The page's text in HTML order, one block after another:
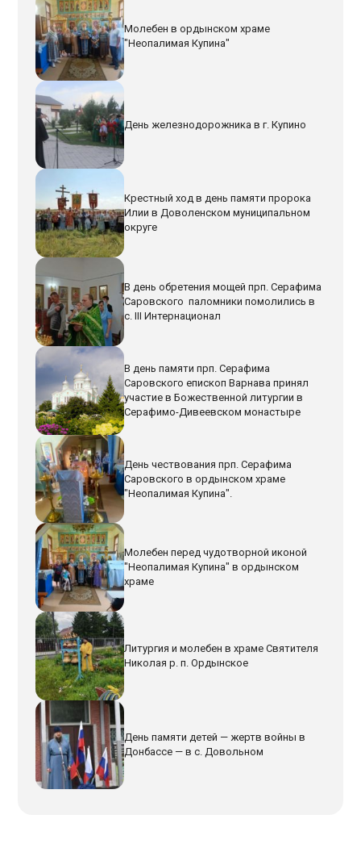
Молебен в ордынском храме
"Неопалимая Купина"
День железнодорожника в г. Купино
Крестный ход в день памяти пророка
Илии в Доволенском муниципальном
округе
В день обретения мощей прп. Серафима
Саровского паломники помолились в
с. III Интернационал
В день памяти прп. Серафима
Саровского епископ Варнава принял
участие в Божественной литургии в
Серафимо-Дивеевском монастыре
День чествования прп. Серафима
Саровского в ордынском храме
"Неопалимая Купина".
Молебен перед чудотворной иконой
"Неопалимая Купина" в ордынском
храме
Литургия и молебен в храме Святителя
Николая р. п. Ордынское
День памяти детей — жертв войны в
Донбассе — в с. Довольном